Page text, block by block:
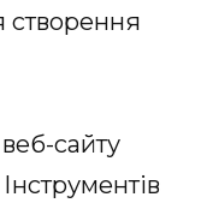
створення
сайту